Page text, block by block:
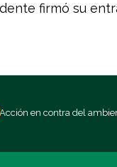
firmó su
Acción en contra del